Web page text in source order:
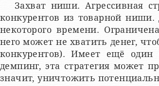
Захват ниши. Агрессивная
конкурентов из товарной ниши.
некоторого времени.
него может не хватить денег,
конкурентов). Имеет ещё один
демпинг, эта стратегия может
значит, уничтожить